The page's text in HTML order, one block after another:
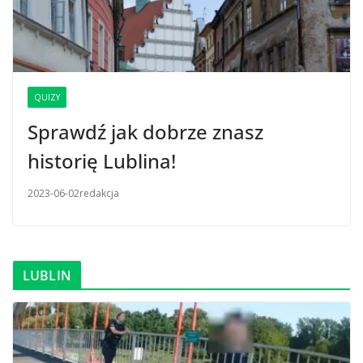
QUIZY
Sprawdź jak dobrze znasz
historię Lublina!
2023-06-02redakcja
LUBLIN